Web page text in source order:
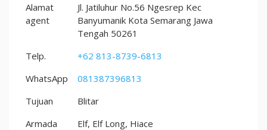
Alamat
agent
Jl. Jatiluhur No.56 Ngesrep Kec
Banyumanik Kota Semarang Jawa
Tengah 50261
Telp.
+62 813-8739-6813
WhatsApp
081387396813
Tujuan
Blitar
Armada
Elf, Elf Long, Hiace